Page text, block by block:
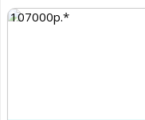
107000р.*